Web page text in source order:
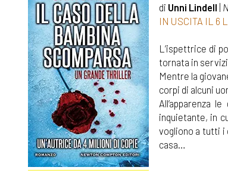
di Unni Lindell |
IN USCITA IL 6
L’ispettrice di
tornata in
Mentre la
corpi di alcuni
All’apparenza
inquietante, in
vogliono a tutti i
casa…